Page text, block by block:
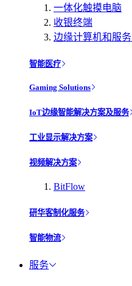
一体化触摸电脑
收银终端
边缘计算机和服
智能医疗
Gaming Solutions
IoT边缘智能解决方案及服务
工业显示解决方案
视频解决方案
BitFlow
研华客制化服务
智能物流
服务